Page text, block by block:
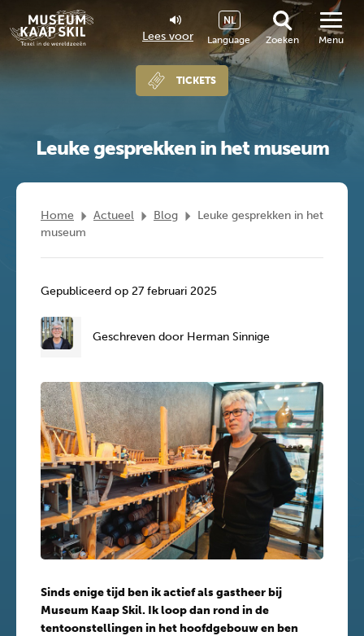
Lees voor Language
NL
Zoeken
TICKETS
Menu
Leuke gesprekken in het museum
Home Actueel Blog
Leuke gesprekken in het
museum
Gepubliceerd op 27 februari 2025
Geschreven door Herman Sinnige
Sinds enige tijd ben ik actief als gastheer bij
Museum Kaap Skil. Ik loop dan rond in de
tentoonstellingen in het hoofdgebouw en ben